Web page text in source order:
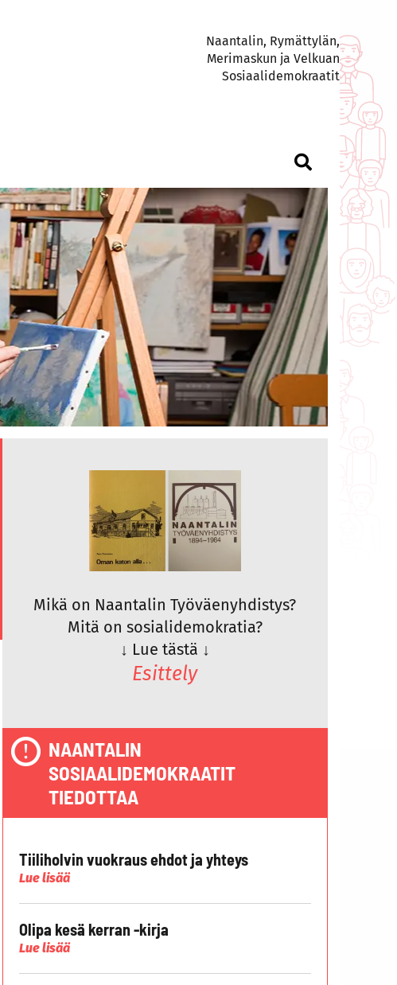
Naantalin, Rymättylän,
Merimaskun ja Velkuan
Sosiaalidemokraatit
Mikä on Naantalin Työväenyhdistys?
Mitä on sosialidemokratia?
↓ Lue tästä ↓
Esittely
NAANTALIN
SOSIAALIDEMOKRAATIT
TIEDOTTAA
Tiiliholvin vuokraus ehdot ja yhteys
Lue lisää
Olipa kesä kerran -kirja
Lue lisää